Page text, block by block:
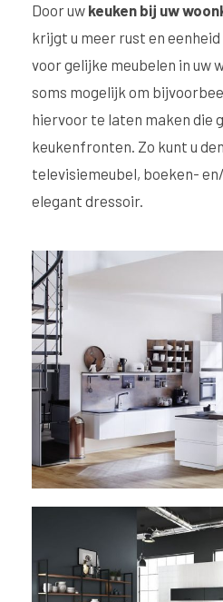
Door uw keuken bij uw
krijgt u meer rust en
voor gelijke meubelen in uw
soms mogelijk om
hiervoor te laten maken die
keukenfronten. Zo kunt u
televisiemeubel, boeken-
elegant dressoir.